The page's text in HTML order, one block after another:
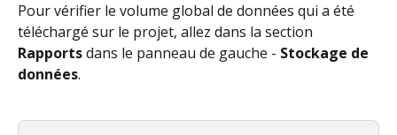
Pour vérifier le volume global de données qui a été
téléchargé sur le projet, allez dans la section
Rapports dans le panneau de gauche - Stockage de
données.